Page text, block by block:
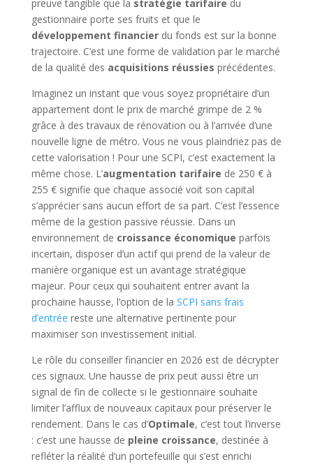
preuve tangible que la stratégie tarifaire du
gestionnaire porte ses fruits et que le
développement financierdu fonds est sur la bonne
trajectoire. C’est une forme de validation par le marché
de la qualité des acquisitions réussies précédentes.
Imaginez un instant que vous soyez propriétaire d’un
appartement dont le prix de marché grimpe de 2 %
grâce à des travaux de rénovation ou à l’arrivée d’une
nouvelle ligne de métro. Vous ne vous plaindriez pas de
cette valorisation ! Pour une SCPI, c’est exactement la
même chose. L’augmentation tarifaire de 250 € à
255 € signifie que chaque associé voit son capital
s’apprécier sans aucun effort de sa part. C’est l’essence
même de la gestion passive réussie. Dans un
environnement de croissance économique parfois
incertain, disposer d’un actif qui prend de la valeur de
manière organique est un avantage stratégique
majeur. Pour ceux qui souhaitent entrer avant la
prochaine hausse, l’option de la SCPI sans frais
d’entrée reste une alternative pertinente pour
maximiser son investissement initial.
Le rôle du conseiller financier en 2026 est de décrypter
ces signaux. Une hausse de prix peut aussi être un
signal de fin de collecte si le gestionnaire souhaite
limiter l’afflux de nouveaux capitaux pour préserver le
rendement. Dans le cas d’Optimale, c’est tout l’inverse
: c’est une hausse de pleine croissance, destinée à
refléter la réalité d’un portefeuille qui s’est enrichi